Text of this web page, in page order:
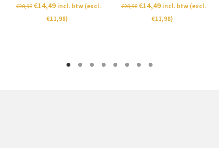
€28,98 €14,49 incl. btw (excl.
€11,98)
€28,98 €14,49 incl. btw (excl.
€11,98)